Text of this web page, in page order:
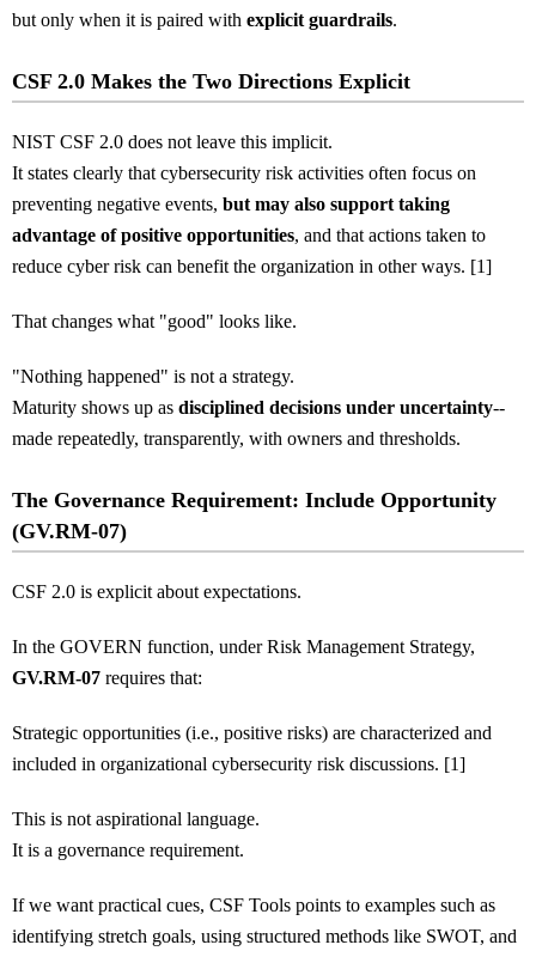
but only when it is paired with explicit guardrails.
CSF 2.0 Makes the Two Directions Explicit
NIST CSF 2.0 does not leave this implicit.
It states clearly that cybersecurity risk activities often focus on
preventing negative events, but may also support taking
advantage of positive opportunities, and that actions taken to
reduce cyber risk can benefit the organization in other ways. [1]
That changes what "good" looks like.
"Nothing happened" is not a strategy.
Maturity shows up as disciplined decisions under uncertainty--
made repeatedly, transparently, with owners and thresholds.
The Governance Requirement: Include Opportunity
(GV.RM-07)
CSF 2.0 is explicit about expectations.
In the GOVERN function, under Risk Management Strategy,
GV.RM-07 requires that:
Strategic opportunities (i.e., positive risks) are characterized and
included in organizational cybersecurity risk discussions. [1]
This is not aspirational language.
It is a governance requirement.
If we want practical cues, CSF Tools points to examples such as
identifying stretch goals, using structured methods like SWOT, and